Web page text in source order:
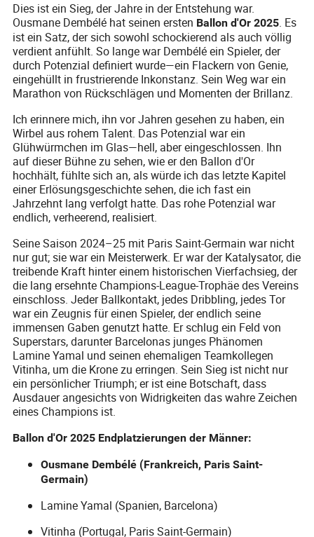
Dies ist ein Sieg, der Jahre in der Entstehung war.
Ousmane Dembélé hat seinen ersten Ballon d'Or 2025. Es
ist ein Satz, der sich sowohl schockierend als auch völlig
verdient anfühlt. So lange war Dembélé ein Spieler, der
durch Potenzial definiert wurde—ein Flackern von Genie,
eingehüllt in frustrierende Inkonstanz. Sein Weg war ein
Marathon von Rückschlägen und Momenten der Brillanz.
Ich erinnere mich, ihn vor Jahren gesehen zu haben, ein
Wirbel aus rohem Talent. Das Potenzial war ein
Glühwürmchen im Glas—hell, aber eingeschlossen. Ihn
auf dieser Bühne zu sehen, wie er den Ballon d'Or
hochhält, fühlte sich an, als würde ich das letzte Kapitel
einer Erlösungsgeschichte sehen, die ich fast ein
Jahrzehnt lang verfolgt hatte. Das rohe Potenzial war
endlich, verheerend, realisiert.
Seine Saison 2024–25 mit Paris Saint-Germain war nicht
nur gut; sie war ein Meisterwerk. Er war der Katalysator, die
treibende Kraft hinter einem historischen Vierfachsieg, der
die lang ersehnte Champions-League-Trophäe des Vereins
einschloss. Jeder Ballkontakt, jedes Dribbling, jedes Tor
war ein Zeugnis für einen Spieler, der endlich seine
immensen Gaben genutzt hatte. Er schlug ein Feld von
Superstars, darunter Barcelonas junges Phänomen
Lamine Yamal und seinen ehemaligen Teamkollegen
Vitinha, um die Krone zu erringen. Sein Sieg ist nicht nur
ein persönlicher Triumph; er ist eine Botschaft, dass
Ausdauer angesichts von Widrigkeiten das wahre Zeichen
eines Champions ist.
Ballon d'Or 2025 Endplatzierungen der Männer:
Ousmane Dembélé (Frankreich, Paris Saint-
Germain)
Lamine Yamal (Spanien, Barcelona)
Vitinha (Portugal, Paris Saint-Germain)